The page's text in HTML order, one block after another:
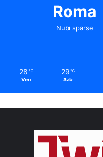
Roma
Nubi sparse
28 ℃
Ven
29 ℃
Sab